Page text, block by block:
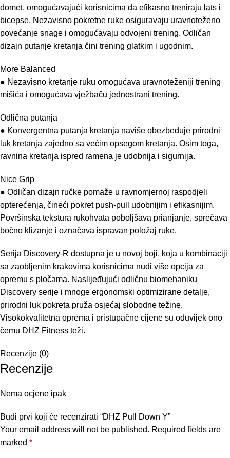
domet, omogućavajući korisnicima da efikasno treniraju lats i
bicepse. Nezavisno pokretne ruke osiguravaju uravnoteženo
povećanje snage i omogućavaju odvojeni trening. Odličan
dizajn putanje kretanja čini trening glatkim i ugodnim.
More Balanced
● Nezavisno kretanje ruku omogućava uravnoteženiji trening
mišića i omogućava vježbaču jednostrani trening.
Odlična putanja
● Konvergentna putanja kretanja naviše obezbeđuje prirodni
luk kretanja zajedno sa većim opsegom kretanja. Osim toga,
ravnina kretanja ispred ramena je udobnija i sigurnija.
Nice Grip
● Odličan dizajn ručke pomaže u ravnomjernoj raspodjeli
opterećenja, čineći pokret push-pull udobnijim i efikasnijim.
Površinska tekstura rukohvata poboljšava prianjanje, sprečava
bočno klizanje i označava ispravan položaj ruke.
Serija Discovery-R dostupna je u novoj boji, koja u kombinaciji
sa zaobljenim krakovima korisnicima nudi više opcija za
opremu s pločama. Naslijeđujući odličnu biomehaniku
Discovery serije i mnoge ergonomski optimizirane detalje,
prirodni luk pokreta pruža osjećaj slobodne težine.
Visokokvalitetna oprema i pristupačne cijene su oduvijek ono
čemu DHZ Fitness teži.
Recenzije (0)
Recenzije
Nema ocjene ipak
Budi prvi koji će recenzirati “DHZ Pull Down Y”
Your email address will not be published. Required fields are
marked *